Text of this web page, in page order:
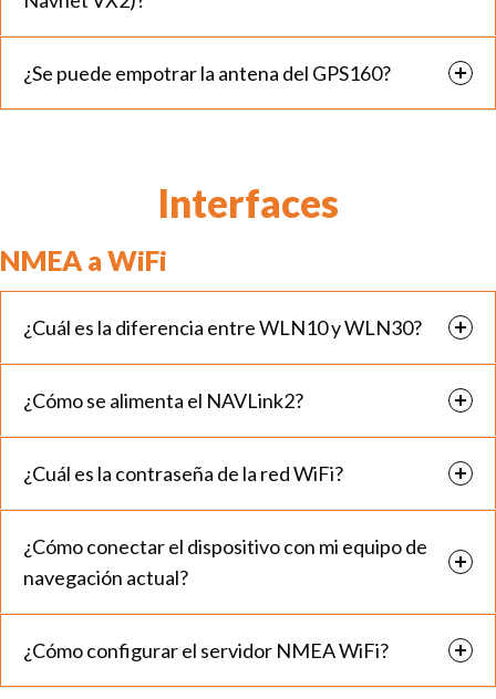
¿Se puede empotrar la antena del GPS160?
Interfaces
NMEA a WiFi
¿Cuál es la diferencia entre WLN10 y WLN30?
¿Cómo se alimenta el NAVLink2?
¿Cuál es la contraseña de la red WiFi?
¿Cómo conectar el dispositivo con mi equipo de
navegación actual?
¿Cómo configurar el servidor NMEA WiFi?